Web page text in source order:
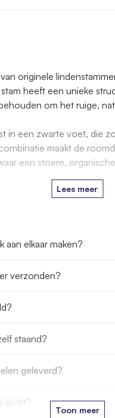
originele
heeft een unieke
om het ruige,
in een zwarte voet, die
maakt de
een stoere,
Lees meer
aan elkaar maken?
verzonden?
staand?
geleverd?
dicht?
Toon meer